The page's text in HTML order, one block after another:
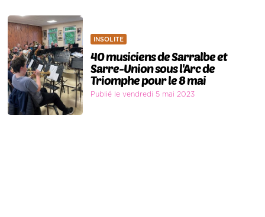
INSOLITE
40 musiciens de Sarralbe et
Sarre-Union sous l'Arc de
Triomphe pour le 8 mai
Publié le vendredi 5 mai 2023